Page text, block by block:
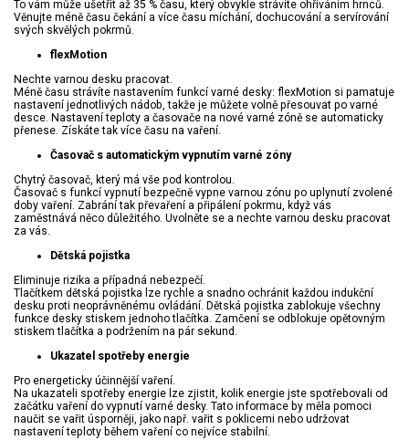
To vám může ušetřit až 35 % času, který obvykle strávíte ohříváním hrnců.
Věnujte méně času čekání a více času míchání, dochucování a servírování
svých skvělých pokrmů.
flexMotion
Nechte varnou desku pracovat.
Méně času strávíte nastavením funkcí varné desky: flexMotion si pamatuje
nastavení jednotlivých nádob, takže je můžete volně přesouvat po varné
desce. Nastavení teploty a časovače na nové varné zóně se automaticky
přenese. Získáte tak více času na vaření.
Časovač s automatickým vypnutím varné zóny
Chytrý časovač, který má vše pod kontrolou.
Časovač s funkcí vypnutí bezpečně vypne varnou zónu po uplynutí zvolené
doby vaření. Zabrání tak převaření a připálení pokrmu, když vás
zaměstnává něco důležitého. Uvolněte se a nechte varnou desku pracovat
za vás.
Dětská pojistka
Eliminuje rizika a případná nebezpečí.
Tlačítkem dětská pojistka lze rychle a snadno ochránit každou indukční
desku proti neoprávněnému ovládání. Dětská pojistka zablokuje všechny
funkce desky stiskem jednoho tlačítka. Zamčení se odblokuje opětovným
stiskem tlačítka a podržením na pár sekund.
Ukazatel spotřeby energie
Pro energeticky účinnější vaření.
Na ukazateli spotřeby energie lze zjistit, kolik energie jste spotřebovali od
začátku vaření do vypnutí varné desky. Tato informace by měla pomoci
naučit se vařit úsporněji, jako např. vařit s poklicemi nebo udržovat
nastavení teploty během vaření co nejvíce stabilní.